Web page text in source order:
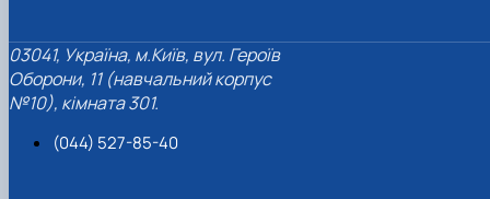
03041, Україна, м.Київ, вул. Героїв
Оборони, 11 (навчальний корпус
№10), кімната 301.
(044) 527-85-40